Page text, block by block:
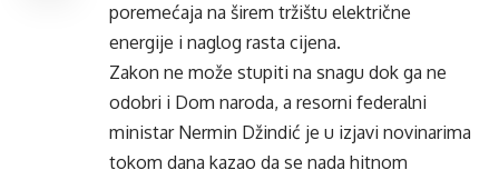
poremećaja na širem tržištu električne
energije i naglog rasta cijena.
Zakon ne može stupiti na snagu dok ga ne
odobri i Dom naroda, a resorni federalni
ministar Nermin Džindić je u izjavi novinarima
tokom dana kazao da se nada hitnom